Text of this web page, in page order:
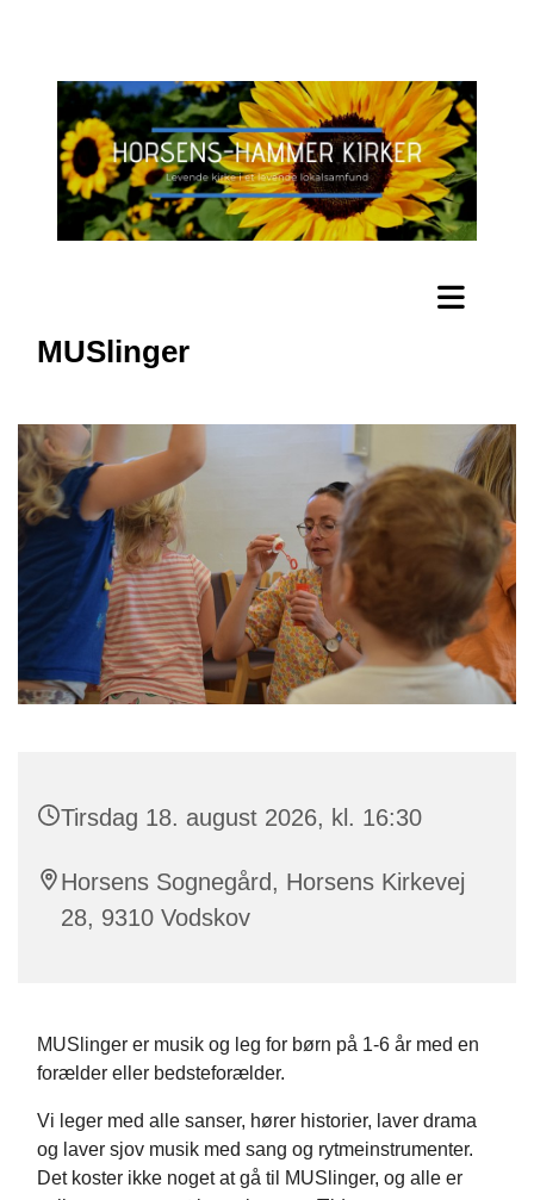
MUSlinger
Tirsdag 18. august 2026, kl. 16:30
Horsens Sognegård, Horsens Kirkevej
28, 9310 Vodskov
MUSlinger er musik og leg for børn på 1-6 år med en
forælder eller bedsteforælder.
Vi leger med alle sanser, hører historier, laver drama
og laver sjov musik med sang og rytmeinstrumenter.
Det koster ikke noget at gå til MUSlinger, og alle er